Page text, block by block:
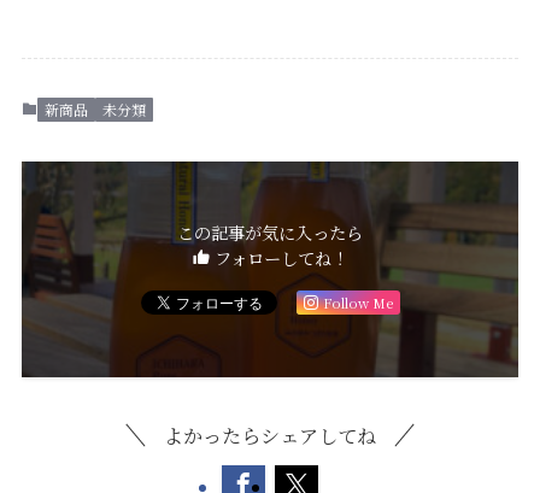
新商品 未分類
この記事が気に入ったら
フォローしてね！
Follow Me
よかったらシェアしてね